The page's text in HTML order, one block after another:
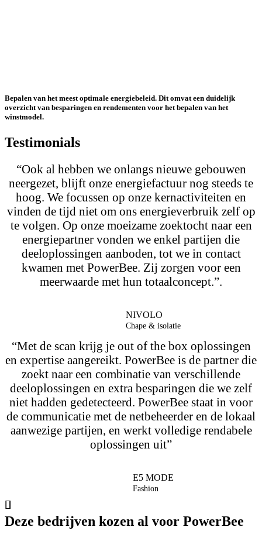
Bepalen van het meest optimale energiebeleid. Dit omvat een duidelijk
overzicht van besparingen en rendementen voor het bepalen van het
winstmodel.
Testimonials
“Ook al hebben we onlangs nieuwe gebouwen
neergezet, blijft onze energiefactuur nog steeds te
hoog. We focussen op onze kernactiviteiten en
vinden de tijd niet om ons energieverbruik zelf op
te volgen. Op onze moeizame zoektocht naar een
energiepartner vonden we enkel partijen die
deeloplossingen aanboden, tot we in contact
kwamen met PowerBee. Zij zorgen voor een
meerwaarde met hun totaalconcept.”.
NIVOLO
Chape & isolatie
“Met de scan krijg je out of the box oplossingen
en expertise aangereikt. PowerBee is de partner die
zoekt naar een combinatie van verschillende
deeloplossingen en extra besparingen die we zelf
niet hadden gedetecteerd. PowerBee staat in voor
de communicatie met de netbeheerder en de lokaal
aanwezige partijen, en werkt volledige rendabele
oplossingen uit”
E5 MODE
Fashion
Deze bedrijven kozen al voor PowerBee